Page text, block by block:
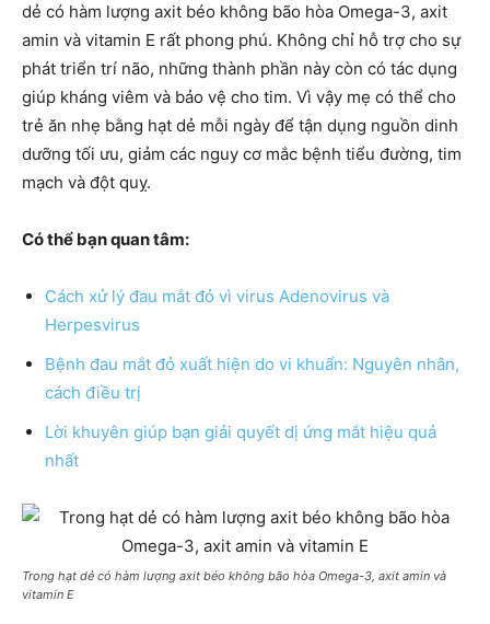
dẻ có hàm lượng axit béo không bão hòa Omega-3, axit
amin và vitamin E rất phong phú. Không chỉ hỗ trợ cho sự
phát triển trí não, những thành phần này còn có tác dụng
giúp kháng viêm và bảo vệ cho tim. Vì vậy mẹ có thể cho
trẻ ăn nhẹ bằng hạt dẻ mỗi ngày để tận dụng nguồn dinh
dưỡng tối ưu, giảm các nguy cơ mắc bệnh tiểu đường, tim
mạch và đột quỵ.
Có thể bạn quan tâm:
Cách xử lý đau mắt đỏ vì virus Adenovirus và
Herpesvirus
Bệnh đau mắt đỏ xuất hiện do vi khuẩn: Nguyên nhân,
cách điều trị
Lời khuyên giúp bạn giải quyết dị ứng mắt hiệu quả
nhất
Trong hạt dẻ có hàm lượng axit béo không bão hòa Omega-3, axit amin và
vitamin E